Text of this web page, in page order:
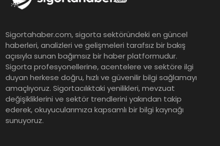
Sigortahaber.com, sigorta sektöründeki en güncel
haberleri, analizleri ve gelişmeleri tarafsız bir bakış
açısıyla sunan bağımsız bir haber platformudur.
Sigorta profesyonellerine, acentelere ve sektöre ilgi
duyan herkese doğru, hızlı ve güvenilir bilgi sağlamayı
amaçlıyoruz. Sigortacılıktaki yenilikleri, mevzuat
değişikliklerini ve sektör trendlerini yakından takip
ederek, okuyucularımıza kapsamlı bir bilgi kaynağı
sunuyoruz.